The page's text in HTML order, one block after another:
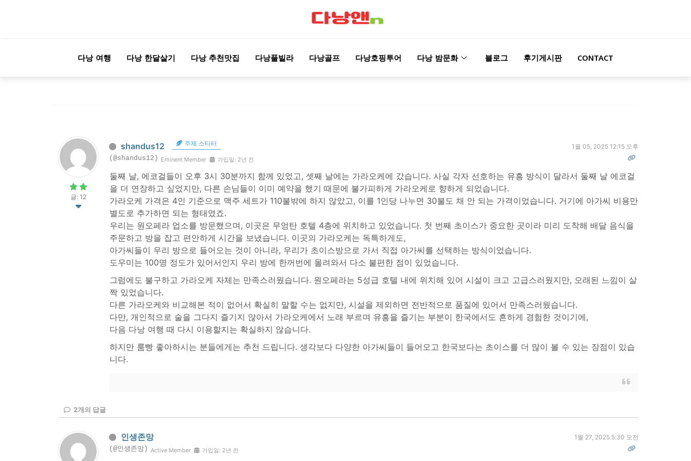
다낭 여행 다낭 한달살기 다낭 추천맛집 다낭풀빌라 다낭골프 다낭호핑투어 다낭 밤문화 블로그 후기게시판 CONTACT
글: 12
shandus12 주제 스타터
1월 05, 2025 12:15 오후
(@shandus12) Eminent Member 가입일: 2년 전
둘째 날, 에코걸들이 오후 3시 30분까지 함께 있었고, 셋째 날에는 가라오케에 갔습니다. 사실 각자 선호하는 유흥 방식이 달라서 둘째 날 에코걸
을 더 연장하고 싶었지만, 다른 손님들이 이미 예약을 했기 때문에 불가피하게 가라오케로 향하게 되었습니다.
가라오케 가격은 4인 기준으로 맥주 세트가 110불밖에 하지 않았고, 이를 1인당 나누면 30불도 채 안 되는 가격이었습니다. 거기에 아가씨 비용만
별도로 추가하면 되는 형태였죠.
우리는 원오페라 업소를 방문했으며, 이곳은 무엉탄 호텔 4층에 위치하고 있었습니다. 첫 번째 초이스가 중요한 곳이라 미리 도착해 배달 음식을
주문하고 방을 잡고 편안하게 시간을 보냈습니다. 이곳의 가라오케는 독특하게도,
아가씨들이 우리 방으로 들어오는 것이 아니라, 우리가 초이스방으로 가서 직접 아가씨를 선택하는 방식이었습니다.
도우미는 100명 정도가 있어서인지 우리 방에 한꺼번에 몰려와서 다소 불편한 점이 있었습니다.
그럼에도 불구하고 가라오케 자체는 만족스러웠습니다. 원오페라는 5성급 호텔 내에 위치해 있어 시설이 크고 고급스러웠지만, 오래된 느낌이 살
짝 있었습니다.
다른 가라오케와 비교해본 적이 없어서 확실히 말할 수는 없지만, 시설을 제외하면 전반적으로 품질에 있어서 만족스러웠습니다.
다만, 개인적으로 술을 그다지 즐기지 않아서 가라오케에서 노래 부르며 유흥을 즐기는 부분이 한국에서도 흔하게 경험한 것이기에,
다음 다낭 여행 때 다시 이용할지는 확실하지 않습니다.
하지만 룸빵 좋아하시는 분들에게는 추천 드립니다. 생각보다 다양한 아가씨들이 들어오고 한국보다는 초이스를 더 많이 볼 수 있는 장점이 있습
니다.
2개의 답글
인생존망
1월 27, 2025 5:30 오전
(@인생존망) Active Member 가입일: 2년 전